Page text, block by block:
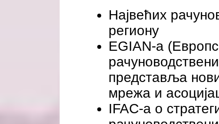
Највећих
региону
EGIAN-а
представља
мрежа и
IFAC-а о